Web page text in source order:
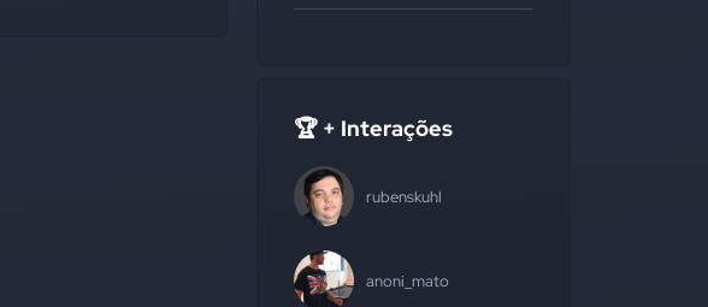
🏆 + Interações
rubenskuhl
anoni_mato